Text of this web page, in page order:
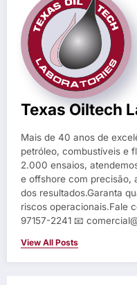
Texas Oiltech
Mais de 40 anos de
petróleo, combustíveis e
2.000 ensaios,
e offshore com precisão,
dos resultados.Garanta
riscos operacionais.Fale
97157-2241 📧
View All Posts